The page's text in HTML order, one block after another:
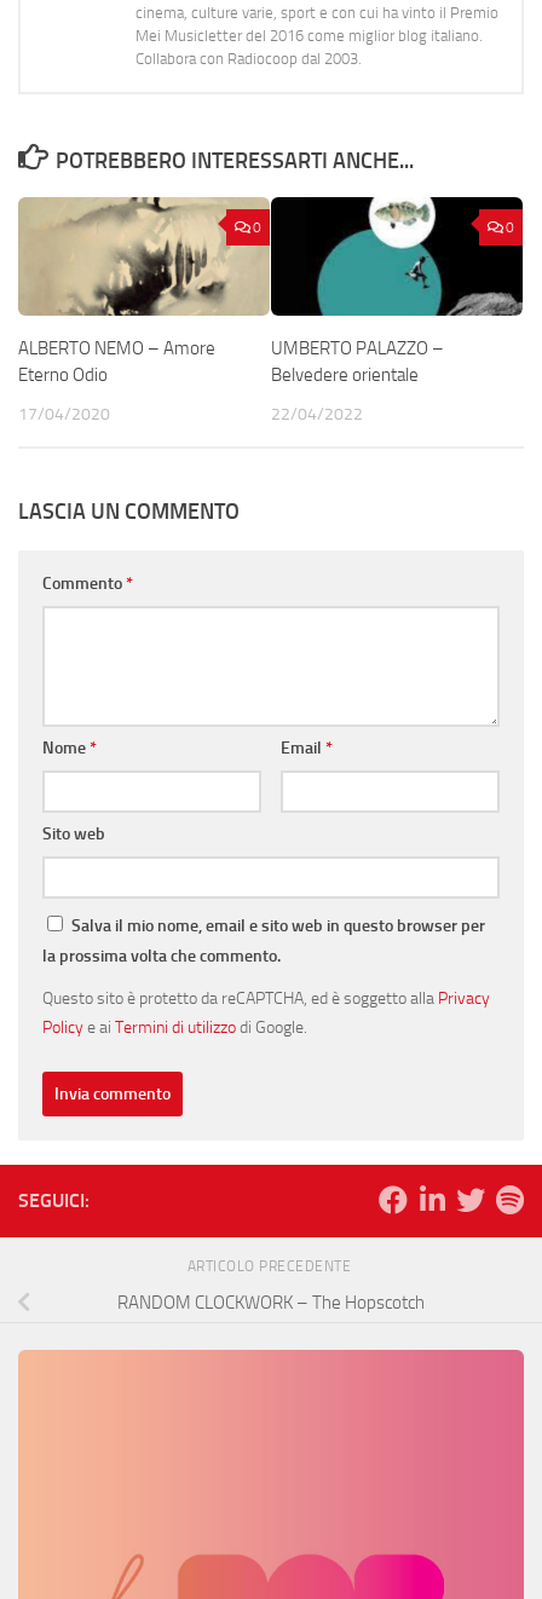
cinema, culture varie, sport e con cui ha vinto il Premio
Mei Musicletter del 2016 come miglior blog italiano.
Collabora con Radiocoop dal 2003.
POTREBBERO INTERESSARTI ANCHE...
0
ALBERTO NEMO – Amore
Eterno Odio
17/04/2020
0
UMBERTO PALAZZO –
Belvedere orientale
22/04/2022
LASCIA UN COMMENTO
Commento*
Nome* Email *
Sito web
Salva il mio nome, email e sito web in questo browser per
la prossima volta che commento.
Questo sito è protetto da reCAPTCHA, ed è soggetto alla Privacy
Policye ai Termini di utilizzodi Google.
SEGUICI:
ARTICOLO PRECEDENTE
RANDOM CLOCKWORK – The Hopscotch